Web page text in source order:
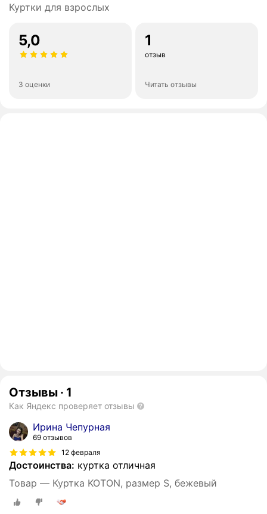
Куртки для взрослых
5,0
3 оценки
1
отзыв
Читать отзывы
Отзывы · 1
Как Яндекс проверяет отзывы
Ирина Чепурная
69 отзывов
12 февраля
Достоинства: куртка отличная
Товар — Куртка KOTON, размер S, бежевый